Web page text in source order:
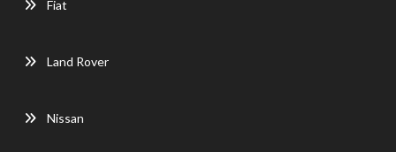
Fiat
Land Rover
Nissan